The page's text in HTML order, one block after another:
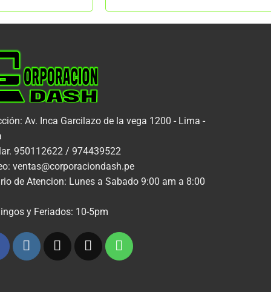
Av. Inca Garcilazo de la vega 1200 - Lima -
950112622 / 974439522
ventas@corporaciondash.pe
de Atencion: Lunes a Sabado 9:00 am a 8:00
y Feriados: 10-5pm